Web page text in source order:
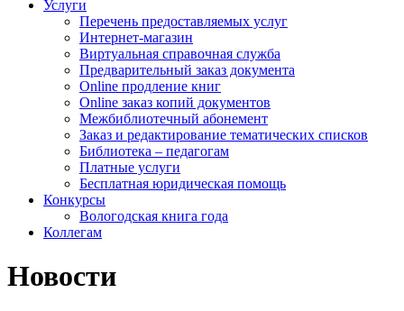
Услуги
Перечень предоставляемых услуг
Интернет-магазин
Виртуальная справочная служба
Предварительный заказ документа
Online продление книг
Online заказ копий документов
Межбиблиотечный абонемент
Заказ и редактирование тематических списков
Библиотека – педагогам
Платные услуги
Бесплатная юридическая помощь
Конкурсы
Вологодская книга года
Коллегам
Новости